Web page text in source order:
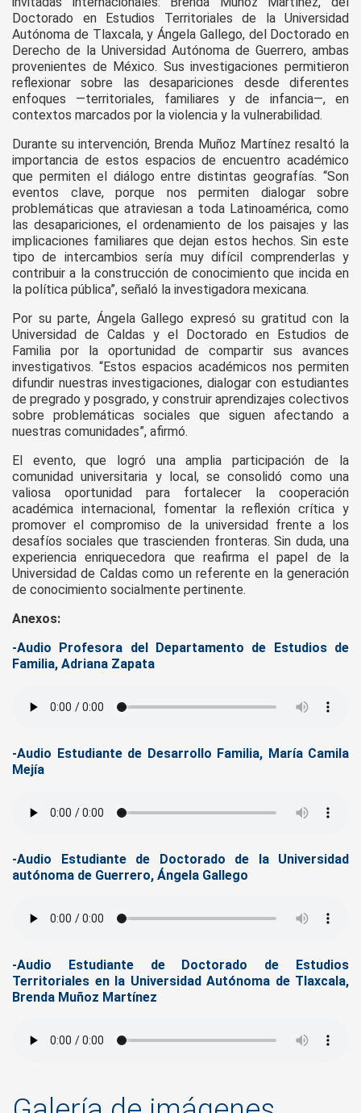
Doctorado en Estudios Territoriales de la Universidad
Autónoma de Tlaxcala, y Ángela Gallego, del Doctorado en
Derecho de la Universidad Autónoma de Guerrero, ambas
provenientes de México. Sus investigaciones permitieron
reflexionar sobre las desapariciones desde diferentes
enfoques —territoriales, familiares y de infancia—, en
contextos marcados por la violencia y la vulnerabilidad.
Durante su intervención, Brenda Muñoz Martínez resaltó la
importancia de estos espacios de encuentro académico
que permiten el diálogo entre distintas geografías. “Son
eventos clave, porque nos permiten dialogar sobre
problemáticas que atraviesan a toda Latinoamérica, como
las desapariciones, el ordenamiento de los paisajes y las
implicaciones familiares que dejan estos hechos. Sin este
tipo de intercambios sería muy difícil comprenderlas y
contribuir a la construcción de conocimiento que incida en
la política pública”, señaló la investigadora mexicana.
Por su parte, Ángela Gallego expresó su gratitud con la
Universidad de Caldas y el Doctorado en Estudios de
Familia por la oportunidad de compartir sus avances
investigativos. “Estos espacios académicos nos permiten
difundir nuestras investigaciones, dialogar con estudiantes
de pregrado y posgrado, y construir aprendizajes colectivos
sobre problemáticas sociales que siguen afectando a
nuestras comunidades”, afirmó.
El evento, que logró una amplia participación de la
comunidad universitaria y local, se consolidó como una
valiosa oportunidad para fortalecer la cooperación
académica internacional, fomentar la reflexión crítica y
promover el compromiso de la universidad frente a los
desafíos sociales que trascienden fronteras. Sin duda, una
experiencia enriquecedora que reafirma el papel de la
Universidad de Caldas como un referente en la generación
de conocimiento socialmente pertinente.
Anexos:
-Audio Profesora del Departamento de Estudios de
Familia, Adriana Zapata
-Audio Estudiante de Desarrollo Familia, María Camila
Mejía
-Audio Estudiante de Doctorado de la Universidad
autónoma de Guerrero, Ángela Gallego
-Audio Estudiante de Doctorado de Estudios
Territoriales en la Universidad Autónoma de Tlaxcala,
Brenda Muñoz Martínez